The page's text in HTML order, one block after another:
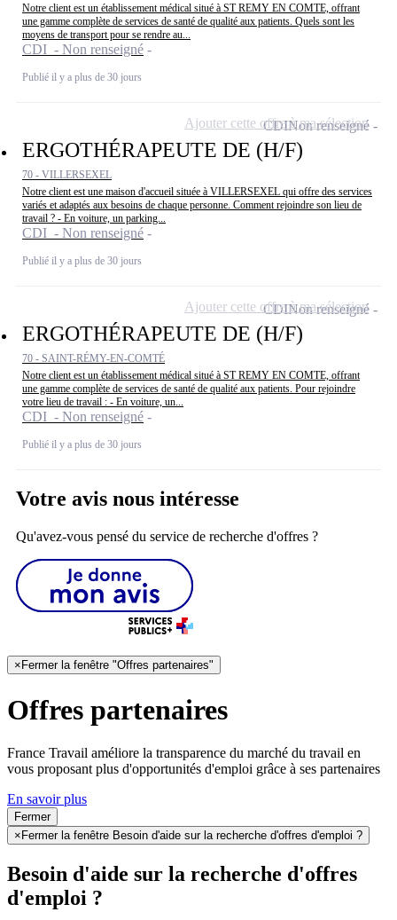
Notre client est un établissement médical situé à ST REMY EN COMTE, offrant
une gamme complète de services de santé de qualité aux patients. Quels sont les
moyens de transport pour se rendre au...
CDI - Non renseigné
Publié il y a plus de 30 jours
ERGOTHÉRAPEUTE DE (H/F)
70 - VILLERSEXEL
Notre client est une maison d'accueil située à VILLERSEXEL qui offre des services
variés et adaptés aux besoins de chaque personne. Comment rejoindre son lieu de
travail ? - En voiture, un parking...
CDI - Non renseigné
Publié il y a plus de 30 jours
CDINon renseigné
Ajouter cette offre à ma sélection
ERGOTHÉRAPEUTE DE (H/F)
70 - SAINT-RÉMY-EN-COMTÉ
Notre client est un établissement médical situé à ST REMY EN COMTE, offrant
une gamme complète de services de santé de qualité aux patients. Pour rejoindre
votre lieu de travail : - En voiture, un...
CDI - Non renseigné
Publié il y a plus de 30 jours
CDINon renseigné
Ajouter cette offre à ma sélection
Votre avis nous intéresse
Qu'avez-vous pensé du service de recherche d'offres ?
× Fermer la fenêtre "Offres partenaires"
Offres partenaires
France Travail améliore la transparence du marché du travail en
vous proposant plus d'opportunités d'emploi grâce à ses partenaires
En savoir plus
Fermer
× Fermer la fenêtre Besoin d'aide sur la recherche d'offres d'emploi ?
Besoin d'aide sur la recherche d'offres
d'emploi ?